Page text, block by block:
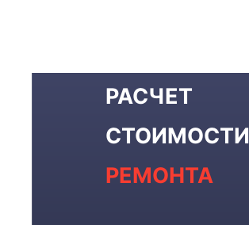
РАСЧЕТ
СТОИМОСТИ
РЕМОНТА